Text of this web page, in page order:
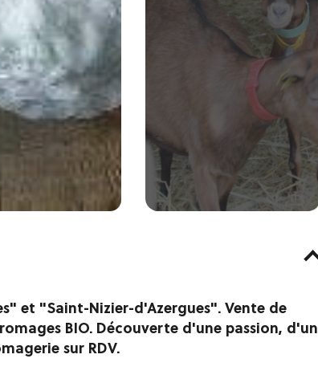
et "Saint-Nizier-d'Azergues". Vente de
BIO. Découverte d'une passion, d'un
sur RDV.